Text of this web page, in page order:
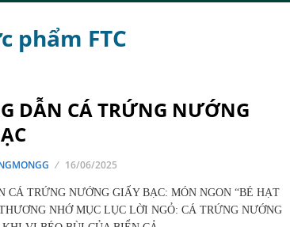
phẩm FTC
DẪN CÁ TRỨNG NƯỚNG
16/06/2025
CÁ TRỨNG NƯỚNG GIẤY BẠC: MÓN NGON “BÉ HẠT
NHỚ MỤC LỤC LỜI NGỎ: CÁ TRỨNG NƯỚNG